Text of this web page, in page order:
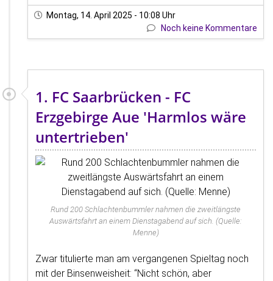
Montag, 14. April 2025 - 10:08 Uhr
Noch keine Kommentare
1. FC Saarbrücken - FC
Erzgebirge Aue 'Harmlos wäre
untertrieben'
Rund 200 Schlachtenbummler nahmen die zweitlängste
Auswärtsfahrt an einem Dienstagabend auf sich. (Quelle:
Menne)
Zwar titulierte man am vergangenen Spieltag noch
mit der Binsenweisheit: “Nicht schön, aber